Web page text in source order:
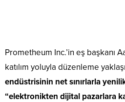
Prometheum Inc.’in eş başkanı
katılım yoluyla düzenleme
endüstrisinin net sınırlarla
“elektronikten dijital pazarlara